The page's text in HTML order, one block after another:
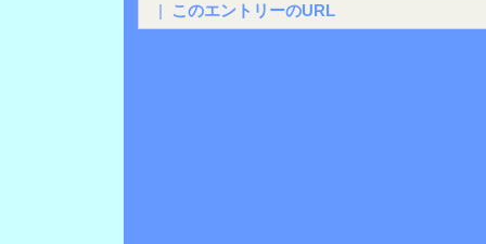
| このエントリーのURL